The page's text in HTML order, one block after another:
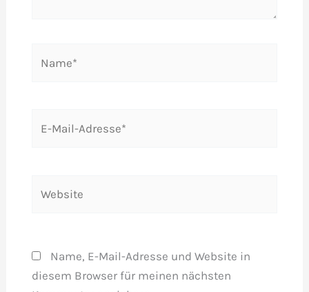
Name, E-Mail-Adresse und Website in
diesem Browser für meinen nächsten